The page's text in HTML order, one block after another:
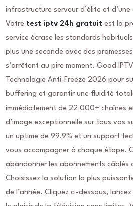
infrastructure serveur d’élite et
Votre test iptv 24h gratuit est la
service écrase les standards
plus une seconde avec des
s’arrêtent au pire moment. Good
Technologie Anti-Freeze 2026 pour
buffering et garantir une fluidité
immédiatement de 22 000+ chaînes
d’image exceptionnelle sur tous vos
un uptime de 99,9% et un support
vous accompagner à chaque étape.
abandonner les abonnements câblés
Choisissez la solution la plus
de l’année. Cliquez ci-dessous,